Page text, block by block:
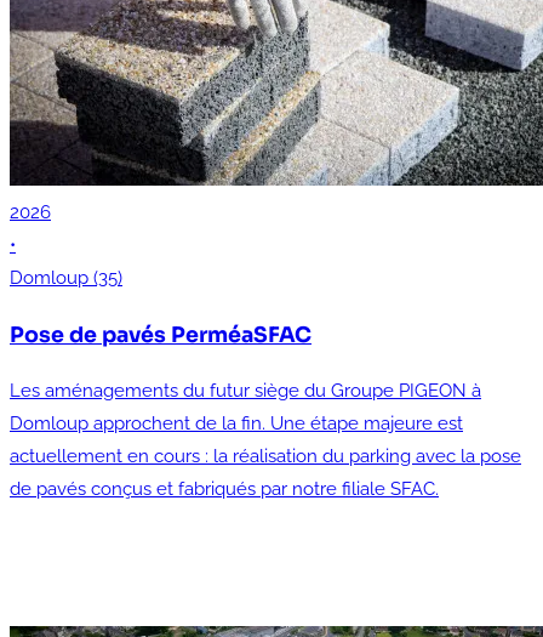
2026
•
Domloup (35)
Pose de pavés PerméaSFAC
Les aménagements du futur siège du Groupe PIGEON à
Domloup approchent de la fin. Une étape majeure est
actuellement en cours : la réalisation du parking avec la pose
de pavés conçus et fabriqués par notre filiale SFAC.